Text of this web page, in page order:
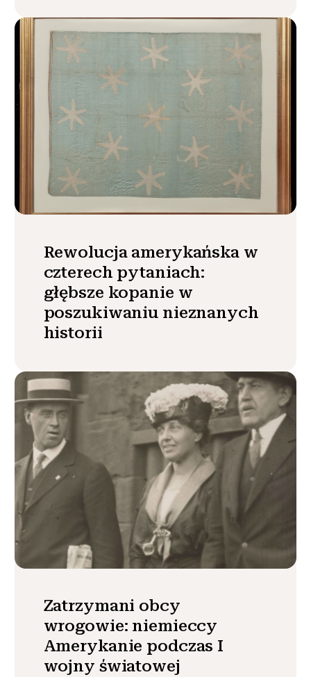
Rewolucja amerykańska w
czterech pytaniach:
głębsze kopanie w
poszukiwaniu nieznanych
historii
Zatrzymani obcy
wrogowie: niemieccy
Amerykanie podczas I
wojny światowej